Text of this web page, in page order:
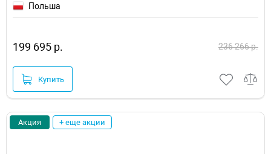
Польша
199 695 р. 236 266 р.
Купить
Акция + еще акции